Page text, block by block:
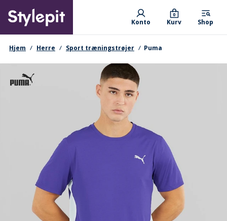
main
content
Primary departments
Konto Kurv
0
Shop
navigationssti
Hjem Herre Sport træningstrøjer Puma